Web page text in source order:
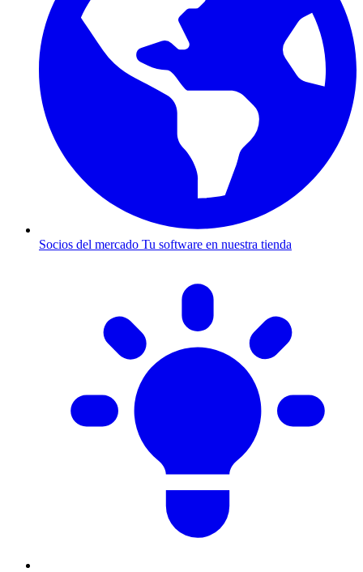
Socios del mercado Tu software en nuestra tienda